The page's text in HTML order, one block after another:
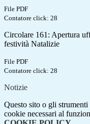
File PDF
Contatore click: 28
Circolare 161: Apertura
festività Natalizie
File PDF
Contatore click: 28
Notizie
Questo sito o gli
cookie necessari al